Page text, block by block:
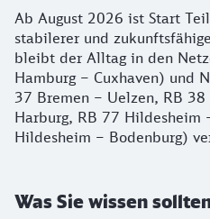
Ab August 2026 ist Start
stabilerer und
bleibt der Alltag in den
Hamburg – Cuxhaven) und
37 Bremen – Uelzen, RB 38
Harburg, RB 77 Hildesheim
Hildesheim – Bodenburg)
Was Sie wissen